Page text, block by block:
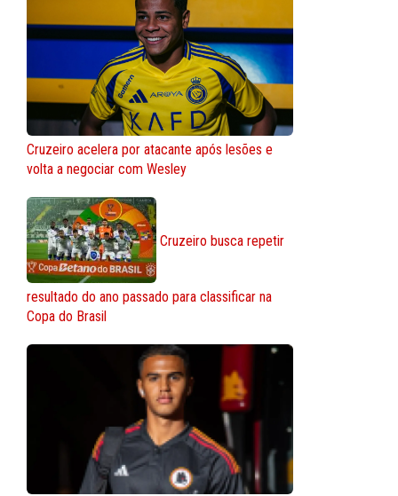
Cruzeiro acelera por atacante após lesões e
volta a negociar com Wesley
Cruzeiro busca repetir
resultado do ano passado para classificar na
Copa do Brasil